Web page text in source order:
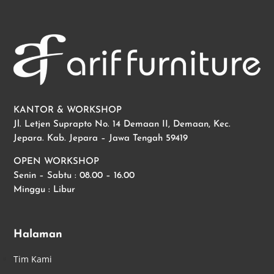
KANTOR & WORKSHOP
Jl. Letjen Suprapto No. 14 Demaan II, Demaan, Kec.
Jepara. Kab. Jepara – Jawa Tengah 59419
OPEN WORKSHOP
Senin – Sabtu : 08.00 – 16.00
Minggu : Libur
Halaman
Tim Kami